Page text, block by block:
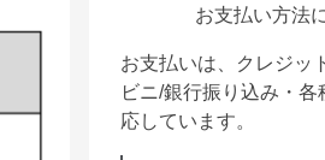
お支払い方法
お支払いは、クレジッ
ビニ/銀行振り込み・
応しています。